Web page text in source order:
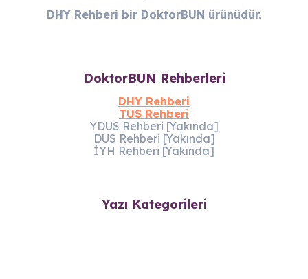
DHY Rehberi bir DoktorBUN ürünüdür.
DoktorBUN Rehberleri
DHY Rehberi
TUS Rehberi
YDUS Rehberi [Yakında]
DUS Rehberi [Yakında]
İYH Rehberi [Yakında]
Yazı Kategorileri